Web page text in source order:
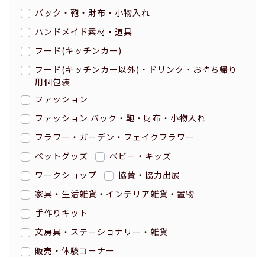
バック・鞄・財布・小物入れ
ハンドメイド素材・道具
フード(キッチンカー)
フード(キッチンカー以外)・ドリンク・お持ち帰り
用個包装
ファッション
ファッション バック・鞄・財布・小物入れ
フラワー・ガーデン・フェイクフラワー
ペットグッズ
ベビー・キッズ
ワークショップ
協賛・協力出展
家具・生活雑貨・インテリア雑貨・置物
手作りキット
文房具・ステーショナリー・雑貨
販売・体験コーナー